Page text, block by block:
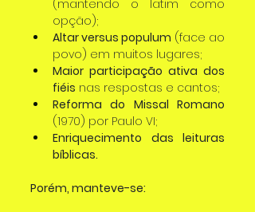
(mantendo o latim como
opção);
Altar versus populum (face ao
povo) em muitos lugares;
Maior participação ativa dos
fiéis nas respostas e cantos;
Reforma do Missal Romano
(1970) por Paulo VI;
Enriquecimento das leituras
bíblicas.
Porém, manteve-se: